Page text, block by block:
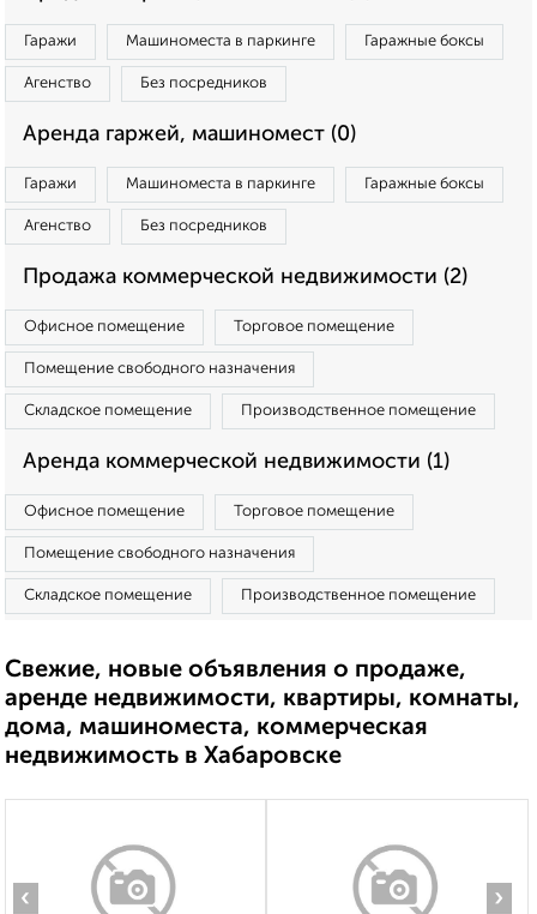
Гаражи Машиноместа в паркинге Гаражные боксы
Агенство Без посредников
Аренда гаржей, машиномест (0)
Гаражи Машиноместа в паркинге Гаражные боксы
Агенство Без посредников
Продажа коммерческой недвижимости (2)
Офисное помещение Торговое помещение
Помещение свободного назначения
Складское помещение Производственное помещение
Аренда коммерческой недвижимости (1)
Офисное помещение Торговое помещение
Помещение свободного назначения
Складское помещение Производственное помещение
Свежие, новые объявления о продаже,
аренде недвижимости, квартиры, комнаты,
дома, машиноместа, коммерческая
недвижимость в Хабаровске
‹ ›